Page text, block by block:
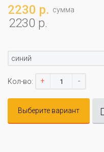
2230 р. сумма
2230 р.
синий
Кол-во: + -
Выберите вариант